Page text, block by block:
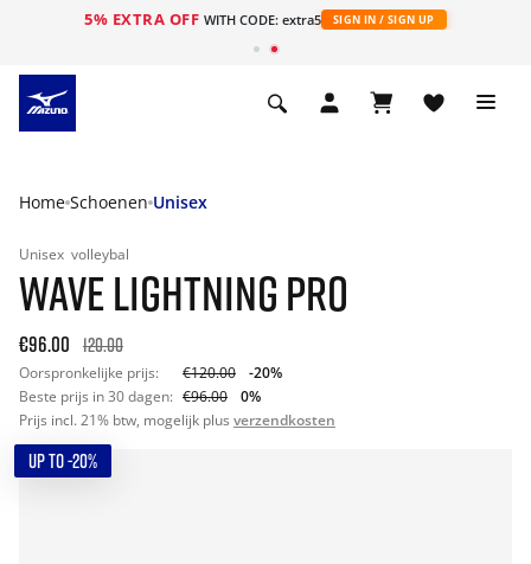
5% EXTRA OFF WITH CODE: extra5 SIGN IN / SIGN UP
Home Schoenen Unisex
Unisex volleybal
WAVE LIGHTNING PRO
€96.00 120.00
Oorspronkelijke prijs: €120.00
-20%
Beste prijs in 30 dagen: €96.00
0%
Prijs incl. 21% btw, mogelijk plus verzendkosten
UP TO -20%